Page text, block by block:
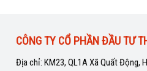
CÔNG TY CỔ PHẦN ĐẦU TƯ
Địa chỉ: KM23, QL1A Xã Quất Động,